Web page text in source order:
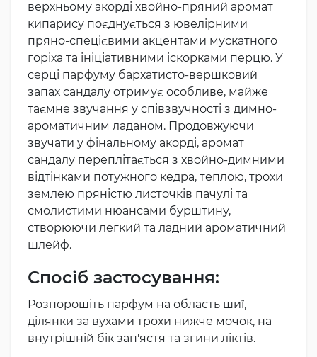
верхньому акорді хвойно-пряний аромат
кипарису поєднується з ювелірними
пряно-спецієвими акцентами мускатного
горіха та ініціативними іскорками перцю. У
серці парфуму бархатисто-вершковий
запах сандалу отримує особливе, майже
таємне звучання у співзвучності з димно-
ароматичним ладаном. Продовжуючи
звучати у фінальному акорді, аромат
сандалу переплітається з хвойно-димними
відтінками потужного кедра, теплою, трохи
землею пряністю листочків пачулі та
смолистими нюансами бурштину,
створюючи легкий та ладний ароматичний
шлейф.
Спосіб застосування:
Розпорошіть парфум на область шиї,
ділянки за вухами трохи нижче мочок, на
внутрішній бік зап'ястя та згини ліктів.